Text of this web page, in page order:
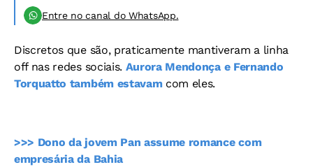
Entre no canal do WhatsApp.
Discretos que são, praticamente mantiveram a linha
off nas redes sociais. Aurora Mendonça e Fernando
Torquatto também estavamcom eles.
>>> Dono da jovem Pan assume romance com
empresária da Bahia